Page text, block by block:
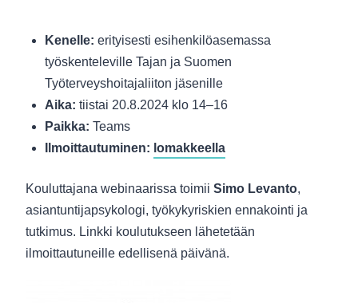
Kenelle: erityisesti esihenkilöasemassa
työskenteleville Tajan ja Suomen
Työterveyshoitajaliiton jäsenille
Aika: tiistai 20.8.2024 klo 14–16
Paikka: Teams
Ilmoittautuminen: lomakkeella
Kouluttajana webinaarissa toimii Simo Levanto,
asiantuntijapsykologi, työkykyriskien ennakointi ja
tutkimus. Linkki koulutukseen lähetetään
ilmoittautuneille edellisenä päivänä.